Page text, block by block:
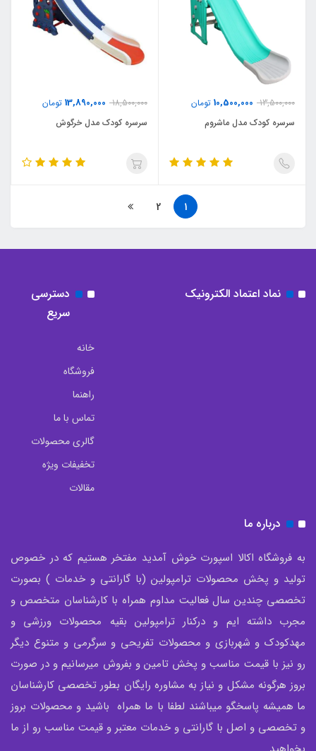
13,500,000
10,500,000 تومان
سرسره کودک مدل ماشروم
18,500,000
13,890,000 تومان
سرسره کودک مدل خرگوش
1
2
نماد اعتماد الکترونیک
دسترسی
سریع
خانه
فروشگاه
راهنما
تماس با ما
گالری محصولات
تخفیفات ویژه
مقالات
درباره ما
به فروشگاه اکالا اسپورت خوش آمدید مفتخر هستیم که در خصوص
تولید و پخش محصولات ترامپولین (با گارانتی و خدمات ) بصورت
تخصصی چندین سال فعالیت مداوم همراه با کارشناسان متخصص و
مجرب داشته ایم و درکنار ترامپولین بقیه محصولات ورزشی و
مهدکودک و شهربازی و محصولات تفریحی و سرگرمی و متنوع دیگر
رو نیز با قیمت مناسب و پخش تامین و بفروش میرسانیم و در صورت
بروز هرگونه مشکل و نیاز به مشاوره رایگان بطور تخصصی کارشناسان
ما همیشه پاسخگو میباشند لطفا با ما همراه باشید و محصولات بروز
و تخصصی و اصل با گارانتی و خدمات معتبر و قیمت مناسب رو از ما